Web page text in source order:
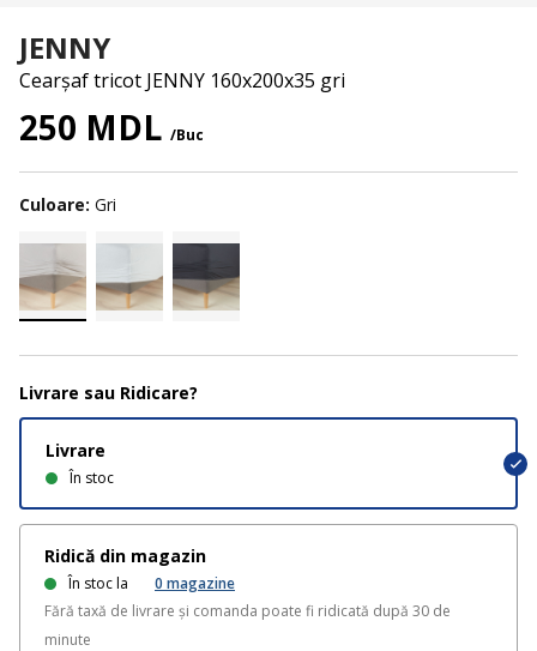
JENNY
Cearșaf tricot JENNY 160x200x35 gri
250 MDL /Buc
Culoare: Gri
Livrare sau Ridicare?
Livrare
În stoc
Ridică din magazin
În stoc la 0 magazine
Fără taxă de livrare și comanda poate fi ridicată după 30 de
minute